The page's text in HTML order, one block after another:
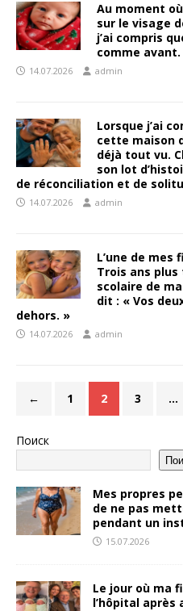
Au moment
sur le visage
j’ai compris
comme avant.
14.07.2026 admin
Lorsque j’ai
cette maison
déjà tout vu.
son lot
de réconciliation et de
14.07.2026 admin
L’une de
Trois ans
scolaire de
dit : « Vos
dehors. »
14.07.2026 admin
← 1 2 3 …
Поиск
Mes propres
de ne pas
pendant un
15.07.2026
Le jour où ma
l’hôpital après